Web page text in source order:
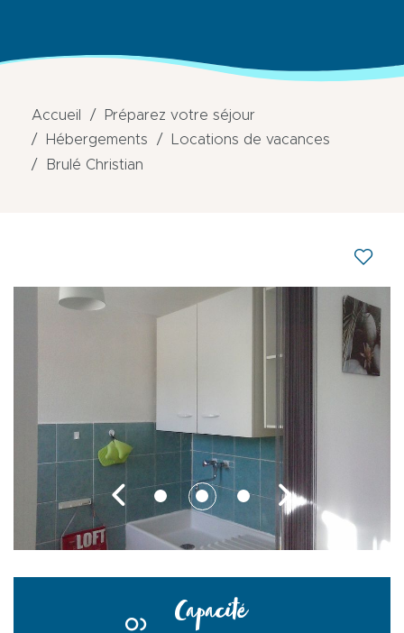
Accueil
Préparez votre séjour
Hébergements
Locations de vacances
Brulé Christian
Capacité